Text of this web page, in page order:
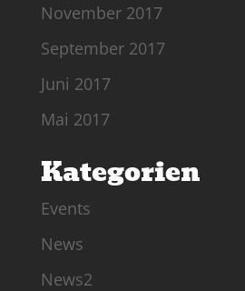
November 2017
September 2017
Juni 2017
Mai 2017
Kategorien
Events
News
News2